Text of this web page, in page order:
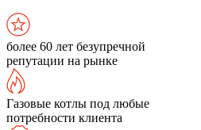
более 60 лет безупречной
репутации на рынке
Газовые котлы под любые
потребности клиента